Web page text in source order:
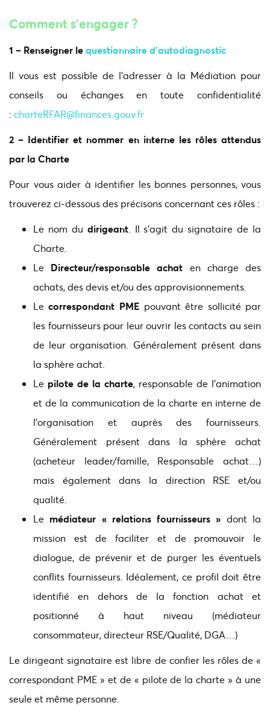
Comment s'engager ?
1 – Renseigner lequestionnaire d’autodiagnostic
Il vous est possible de l’adresser à la Médiation pour
conseils ou échanges en toute confidentialité
: charteRFAR@finances.gouv.fr
2 – Identifier et nommer en interne les rôles attendus
par la Charte
Pour vous aider à identifier les bonnes personnes, vous
trouverez ci-dessous des précisons concernant ces rôles :
Le nom du dirigeant. Il s’agit du signataire de la
Charte.
Le Directeur/responsable achat en charge des
achats, des devis et/ou des approvisionnements.
Lecorrespondant PME pouvant être sollicité par
les fournisseurs pour leur ouvrir les contacts au sein
de leur organisation. Généralement présent dans
la sphère achat.
Le pilote de la charte, responsable de l’animation
et de la communication de la charte en interne de
l’organisation et auprès des fournisseurs.
Généralement présent dans la sphère achat
(acheteur leader/famille, Responsable achat…)
mais également dans la direction RSE et/ou
qualité.
Le médiateur « relations fournisseurs » dont la
mission est de faciliter et de promouvoir le
dialogue, de prévenir et de purger les éventuels
conflits fournisseurs. Idéalement, ce profil doit être
identifié en dehors de la fonction achat et
positionné à haut niveau (médiateur
consommateur, directeur RSE/Qualité, DGA…)
Le dirigeant signataire est libre de confier les rôles de «
correspondant PME » et de « pilote de la charte » à une
seule et même personne.